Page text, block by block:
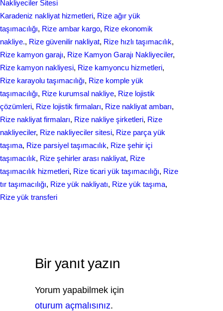
Nakliyeciler Sitesi
Karadeniz nakliyat hizmetleri, Rize ağır yük
taşımacılığı, Rize ambar kargo, Rize ekonomik
nakliye., Rize güvenilir nakliyat, Rize hızlı taşımacılık
Rize kamyon garajı, Rize Kamyon Garajı Nakliyeciler
Rize kamyon nakliyesi, Rize kamyoncu hizmetleri
Rize karayolu taşımacılığı, Rize komple yük
taşımacılığı, Rize kurumsal nakliye, Rize lojistik
çözümleri, Rize lojistik firmaları, Rize nakliyat ambarı
Rize nakliyat firmaları, Rize nakliye şirketleri, Rize
nakliyeciler, Rize nakliyeciler sitesi, Rize parça yük
taşıma, Rize parsiyel taşımacılık, Rize şehir içi
taşımacılık, Rize şehirler arası nakliyat, Rize
taşımacılık hizmetleri, Rize ticari yük taşımacılığı, Rize
tır taşımacılığı, Rize yük nakliyatı, Rize yük taşıma
Rize yük transferi
Bir yanıt yazın
Yorum yapabilmek için
oturum açmalısınız.